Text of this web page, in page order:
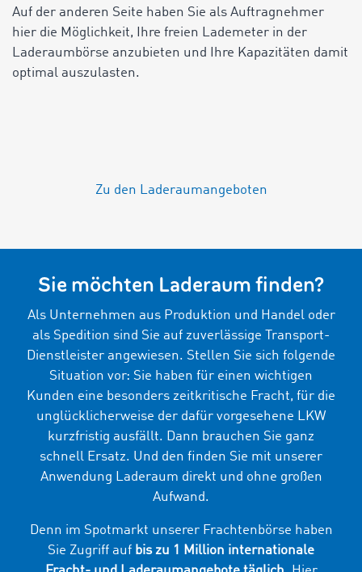
Auf der anderen Seite haben Sie als Auftragnehmer
hier die Möglichkeit, Ihre freien Lademeter in der
Laderaumbörse anzubieten und Ihre Kapazitäten damit
optimal auszulasten.
Zu den Laderaumangeboten
Sie möchten Laderaum finden?
Als Unternehmen aus Produktion und Handel oder
als Spedition sind Sie auf zuverlässige Transport-
Dienstleister angewiesen. Stellen Sie sich folgende
Situation vor: Sie haben für einen wichtigen
Kunden eine besonders zeitkritische Fracht, für die
unglücklicherweise der dafür vorgesehene LKW
kurzfristig ausfällt. Dann brauchen Sie ganz
schnell Ersatz. Und den finden Sie mit unserer
Anwendung Laderaum direkt und ohne großen
Aufwand.
Denn im Spotmarkt unserer Frachtenbörse haben
Sie Zugriff auf bis zu 1 Million internationale